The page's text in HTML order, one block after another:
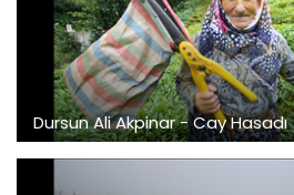
Dursun Ali Akpinar - Cay Hasadı